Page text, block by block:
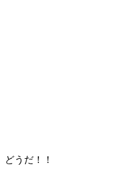
どうだ！！